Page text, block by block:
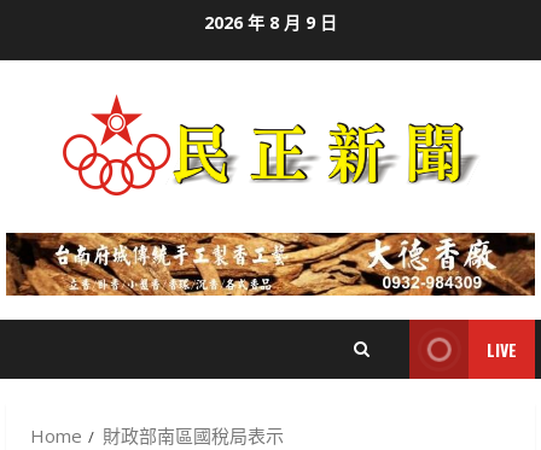
2026 年 8 月 9 日
LIVE
Home 財政部南區國稅局表示